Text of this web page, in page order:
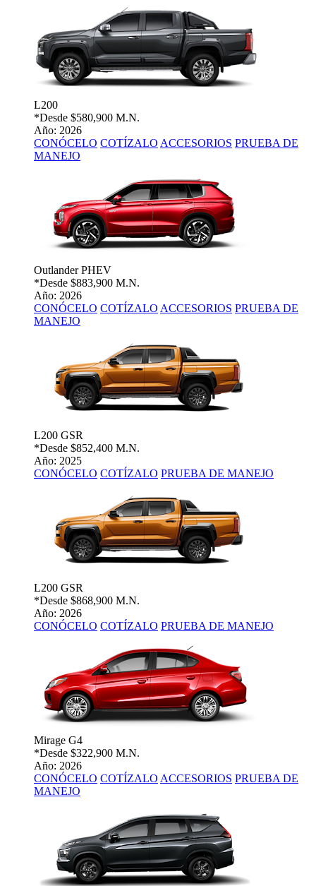
L200
*Desde $580,900 M.N.
Año: 2026
CONÓCELO COTÍZALO ACCESORIOS PRUEBA DE
MANEJO
Outlander PHEV
*Desde $883,900 M.N.
Año: 2026
CONÓCELO COTÍZALO ACCESORIOS PRUEBA DE
MANEJO
L200 GSR
*Desde $852,400 M.N.
Año: 2025
CONÓCELO COTÍZALO PRUEBA DE MANEJO
L200 GSR
*Desde $868,900 M.N.
Año: 2026
CONÓCELO COTÍZALO PRUEBA DE MANEJO
Mirage G4
*Desde $322,900 M.N.
Año: 2026
CONÓCELO COTÍZALO ACCESORIOS PRUEBA DE
MANEJO